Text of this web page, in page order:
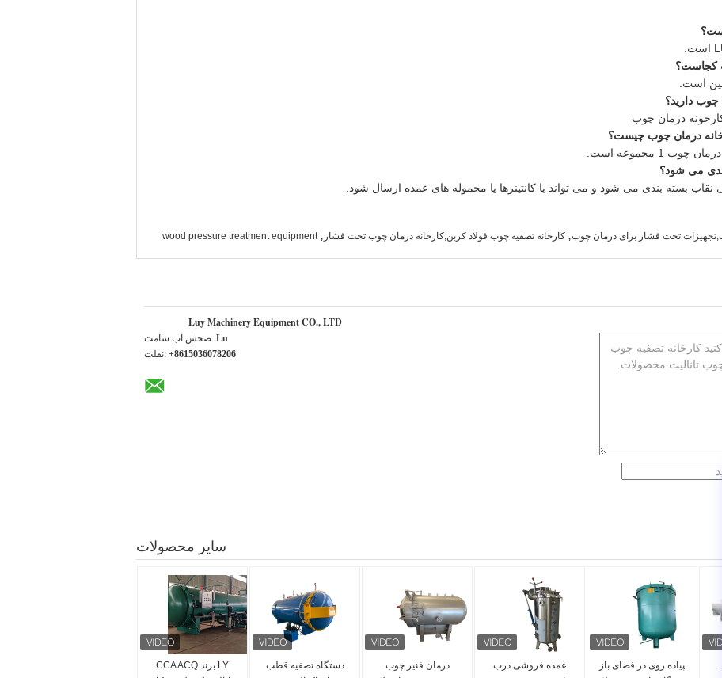
کجاست؟
است.
دارید؟
درمان چوب
درمان چوب چیست؟
مجموعه است.
می شود؟
بسته بندی می شود و می تواند با کانتینرها یا محموله های عمده ارسال شود.
تحت فشار برای درمان چوب, کارخانه تصفیه چوب فولاد کربن,کارخانه درمان چوب تحت فشار ,
wood pressure treatment equipment
Luy Machinery Equipment CO., LTD
تماس با شخص: Lu
تلفن: +8615036078206
سایر محصولات
LY برند CCA ACQ
دستگاه تصفیه قطب
درمان فنیر چوب
عمده فروشی درب
پیاده روی در فضای باز